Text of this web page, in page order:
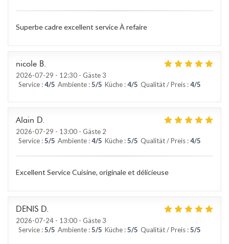
Superbe cadre excellent service À refaire
nicole B
2026-07-29 - 12:30 - Gäste 3
Service :4/5 Ambiente :5/5 Küche :4/5 Qualität / Preis :4/5
Alain D
2026-07-29 - 13:00 - Gäste 2
Service :5/5 Ambiente :4/5 Küche :5/5 Qualität / Preis :4/5
Excellent Service Cuisine, originale et délicieuse
DENIS D
2026-07-24 - 13:00 - Gäste 3
Service :5/5 Ambiente :5/5 Küche :5/5 Qualität / Preis :5/5